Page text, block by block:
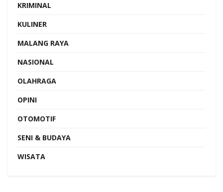
KRIMINAL
KULINER
MALANG RAYA
NASIONAL
OLAHRAGA
OPINI
OTOMOTIF
SENI & BUDAYA
WISATA